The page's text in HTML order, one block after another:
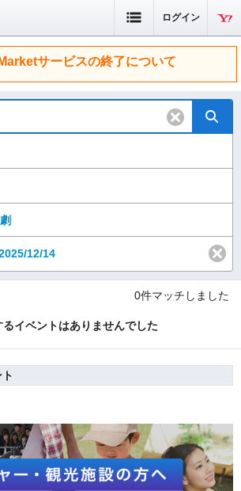
ログイン
サービスの終了について
12/14
0件マッチしました
るイベントはありませんでした